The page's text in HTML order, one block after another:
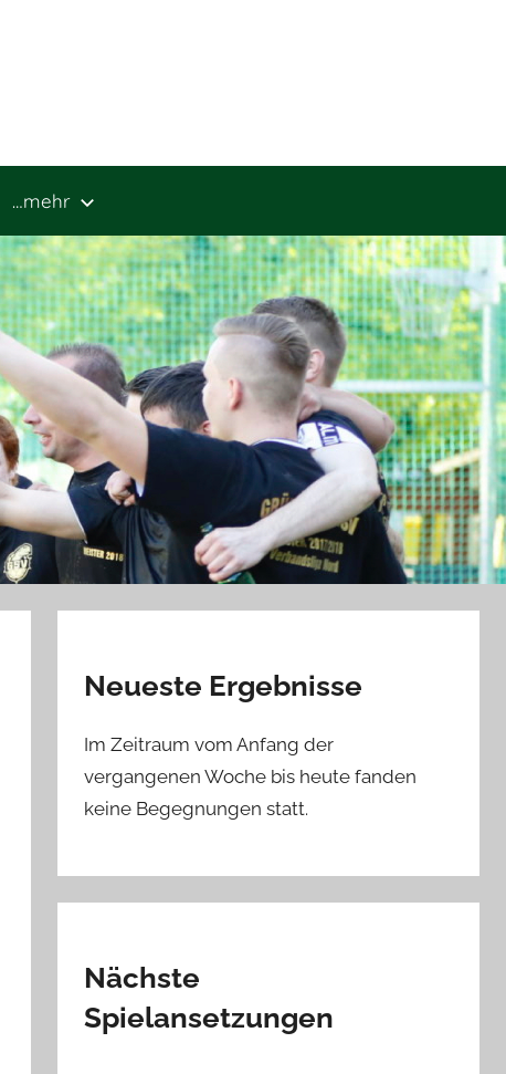
…mehr
Neueste Ergebnisse
Im Zeitraum vom Anfang der
vergangenen Woche bis heute fanden
keine Begegnungen statt.
Nächste
Spielansetzungen